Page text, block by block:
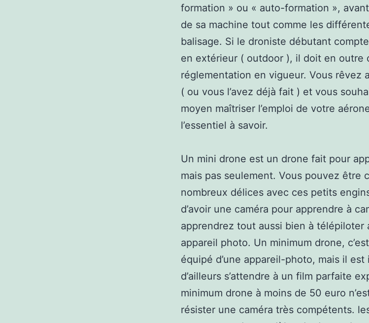
formation » ou « auto-formation »,
de sa machine tout comme les
balisage. Si le droniste débutant
en extérieur ( outdoor ), il doit en outre
réglementation en vigueur. Vous rêvez
( ou vous l’avez déjà fait ) et vous
moyen maîtriser l’emploi de votre
l’essentiel à savoir.
Un mini drone est un drone fait pour
mais pas seulement. Vous pouvez être
nombreux délices avec ces petits
d’avoir une caméra pour apprendre à
apprendrez tout aussi bien à télépiloter
appareil photo. Un minimum drone,
équipé d’une appareil-photo, mais il
d’ailleurs s’attendre à un film parfaite
minimum drone à moins de 50 euro
résister une caméra très compétents.